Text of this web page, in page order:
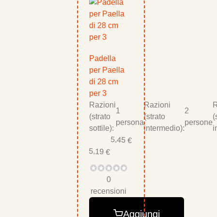
Padella
per Paella
di 28 cm
per 3
Razioni
(strato
sottile):
1
persona
Razioni
(strato
intermedio):
2
persone
5,19 €
5,45 €
0
recensioni
Aggiungi